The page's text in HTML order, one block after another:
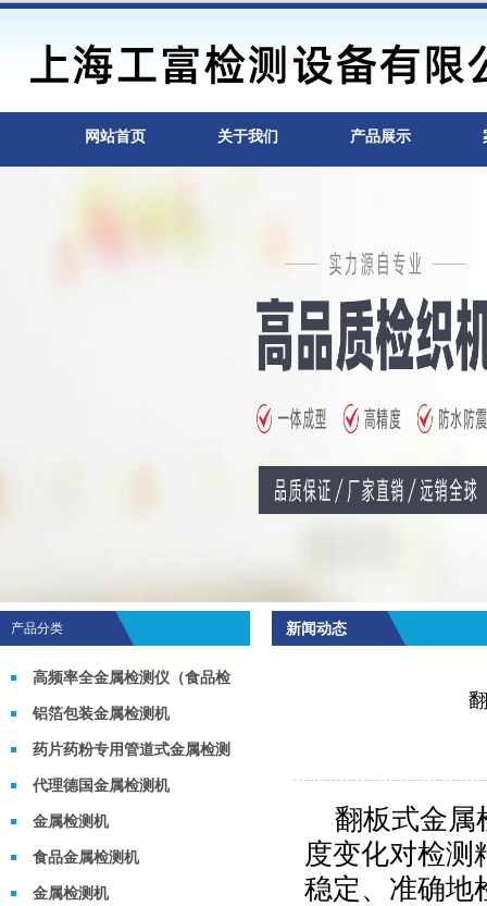
网站首页 关于我们 产品展示
新闻动态
翻板式金属
度变化对检测
稳定、准确地
产品分类
高频率全金属检测仪（食品检
测机）铝箔包装金属检测机
药片药粉专用管道式金属检测
机 代理德国金属检测机
金属检测机
食品金属检测机
金属检测机